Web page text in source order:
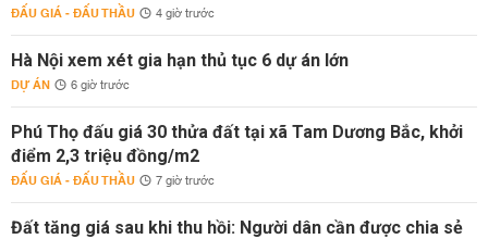
ĐẤU GIÁ - ĐẤU THẦU 4 giờ trước
Hà Nội xem xét gia hạn thủ tục 6 dự án lớn
DỰ ÁN 6 giờ trước
Phú Thọ đấu giá 30 thửa đất tại xã Tam Dương Bắc, khởi
điểm 2,3 triệu đồng/m2
ĐẤU GIÁ - ĐẤU THẦU 7 giờ trước
Đất tăng giá sau khi thu hồi: Người dân cần được chia sẻ